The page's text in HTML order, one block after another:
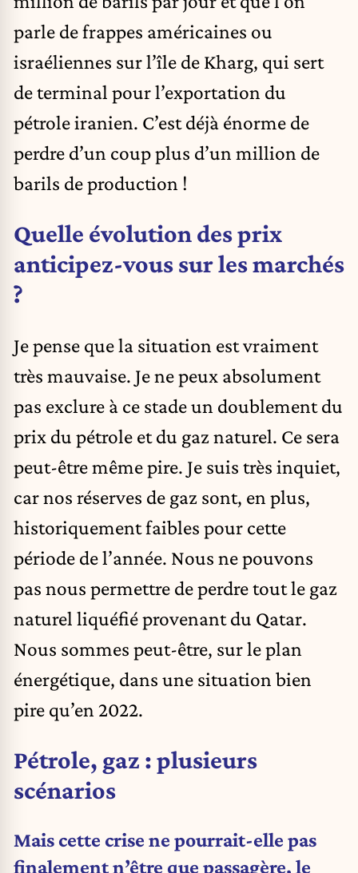
parle de frappes américaines ou
israéliennes sur l’île de Kharg, qui sert
de terminal pour l’exportation du
pétrole iranien. C’est déjà énorme de
perdre d’un coup plus d’un million de
barils de production !
Quelle évolution des prix
anticipez-vous sur les marchés
?
Je pense que la situation est vraiment
très mauvaise. Je ne peux absolument
pas exclure à ce stade un doublement du
prix du pétrole et du gaz naturel. Ce sera
peut-être même pire. Je suis très inquiet,
car nos réserves de gaz sont, en plus,
historiquement faibles pour cette
période de l’année. Nous ne pouvons
pas nous permettre de perdre tout le gaz
naturel liquéfié provenant du Qatar.
Nous sommes peut-être, sur le plan
énergétique, dans une situation bien
pire qu’en 2022.
Pétrole, gaz : plusieurs
scénarios
Mais cette crise ne pourrait-elle pas
finalement n’être que passagère, le